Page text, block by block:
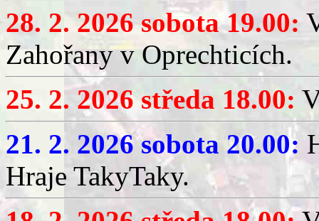
28. 2. 2026 sobota 19.00:
Zahořany v Oprechticích.
25. 2. 2026 středa 18.00:
21. 2. 2026 sobota 20.00:
Hraje TakyTaky.